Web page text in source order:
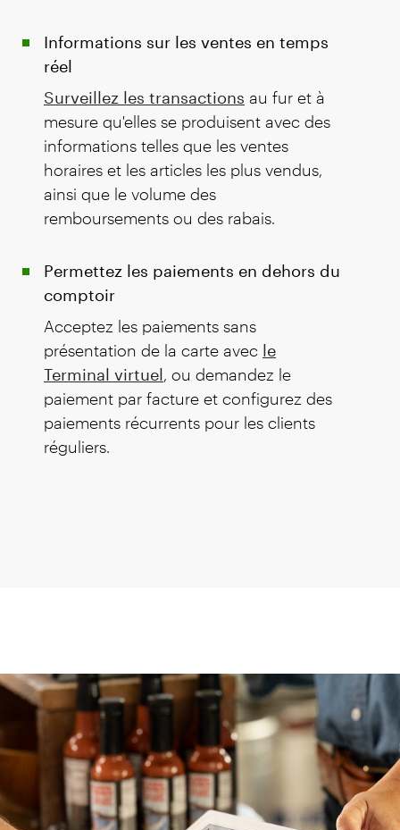
Informations sur les ventes en temps
réel
Surveillez les transactions au fur et à
mesure qu'elles se produisent avec des
informations telles que les ventes
horaires et les articles les plus vendus,
ainsi que le volume des
remboursements ou des rabais.
Permettez les paiements en dehors du
comptoir
Acceptez les paiements sans
présentation de la carte avec le
Terminal virtuel, ou demandez le
paiement par facture et configurez des
paiements récurrents pour les clients
réguliers.